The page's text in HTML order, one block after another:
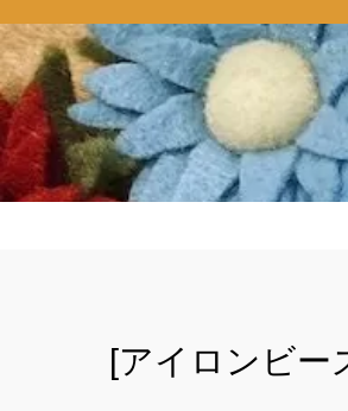
[アイロンビー